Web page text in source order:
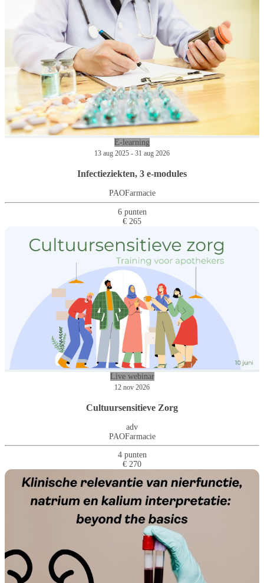
E-learning
13 aug 2025 - 31 aug 2026
Infectieziekten, 3 e-modules
PAOFarmacie
6 punten
€ 265
Live webinar
12 nov 2026
Cultuursensitieve Zorg
adv
PAOFarmacie
4 punten
€ 270